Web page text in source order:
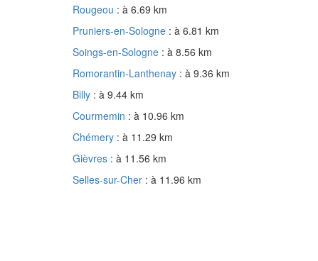
Rougeou : à 6.69 km
Pruniers-en-Sologne : à 6.81 km
Soings-en-Sologne : à 8.56 km
Romorantin-Lanthenay : à 9.36 km
Billy : à 9.44 km
Courmemin : à 10.96 km
Chémery : à 11.29 km
Gièvres : à 11.56 km
Selles-sur-Cher : à 11.96 km